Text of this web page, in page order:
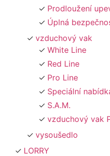
Prodloužení
Úplná
vzduchový vak
White Line
Red Line
Pro Line
Speciální
S.A.M.
vzduchový vak
vysoušedlo
LORRY